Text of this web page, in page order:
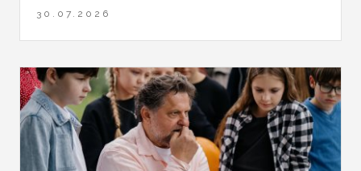
30.07.2026